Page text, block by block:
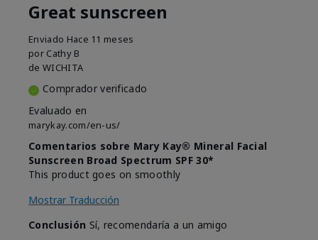
Great sunscreen
Enviado Hace 11 meses
por Cathy B
de WICHITA
Comprador verificado
Evaluado en
marykay.com/en-us/
Comentarios sobre Mary Kay® Mineral Facial
Sunscreen Broad Spectrum SPF 30*
This product goes on smoothly
Mostrar Traducción
Conclusión Sí, recomendaría a un amigo